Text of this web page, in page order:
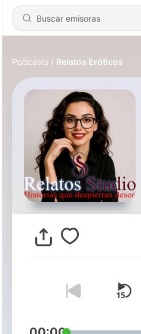
Podcasts Relatos Eróticos